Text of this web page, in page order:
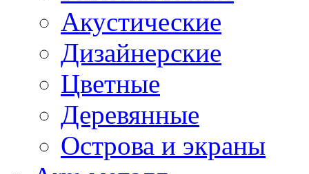
Акустические
Дизайнерские
Цветные
Деревянные
Острова и экраны